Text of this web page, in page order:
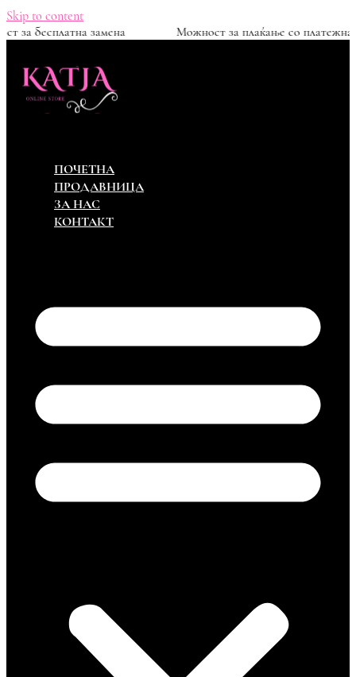
Skip to content
Можност за бесплатна замена
Можност за
ПОЧЕТНА
ПРОДАВНИЦА
ЗА НАС
КОНТАКТ